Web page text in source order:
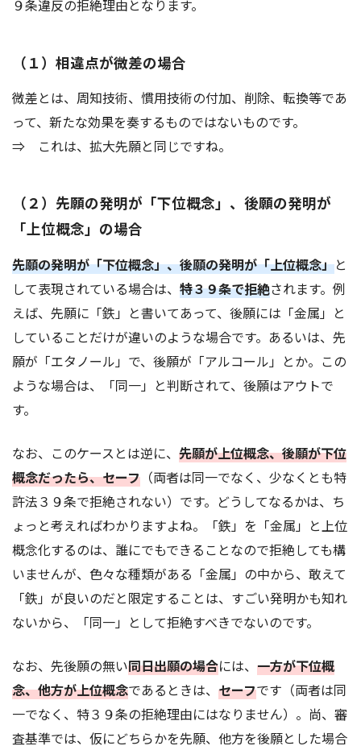
９条違反の拒絶理由となります。
（１）相違点が微差の場合
微差とは、周知技術、慣用技術の付加、削除、転換等であ
って、新たな効果を奏するものではないものです。
⇒ これは、拡大先願と同じですね。
（２）先願の発明が「下位概念」、後願の発明が
「上位概念」の場合
先願の発明が「下位概念」、後願の発明が「上位概念」と
して表現されている場合は、 特３９条で拒絶されます。例
えば、先願に「鉄」と書いてあって、後願には「金属」と
していることだけが違いのような場合です。あるいは、先
願が「エタノール」で、後願が「アルコール」とか。この
ような場合は、「同一」と判断されて、後願はアウトで
す。
なお、このケースとは逆に、 先願が上位概念、後願が下位
概念だったら、セーフ （両者は同一でなく、少なくとも特
許法３９条で拒絶されない）です。どうしてなるかは、ち
ょっと考えればわかりますよね。「鉄」を「金属」と上位
概念化するのは、誰にでもできることなので拒絶しても構
いませんが、色々な種類がある「金属」の中から、敢えて
「鉄」が良いのだと限定することは、すごい発明かも知れ
ないから、「同一」として拒絶すべきでないのです。
なお、先後願の無い同日出願の場合には、 一方が下位概
念、他方が上位概念であるときは、 セーフです（両者は同
一でなく、特３９条の拒絶理由にはなりません）。尚、審
査基準では、仮にどちらかを先願、他方を後願とした場合